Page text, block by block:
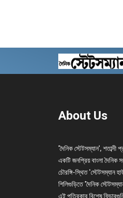
About Us
'দৈনিক স্টেটসম্যান', শতাব্দী
একটি জনপ্রিয় বাংলা দৈনিক
চৌরঙ্গি-স্থিত
শিলিগুড়িতে 'দৈনিক
এই পত্রিকার বিশেষ